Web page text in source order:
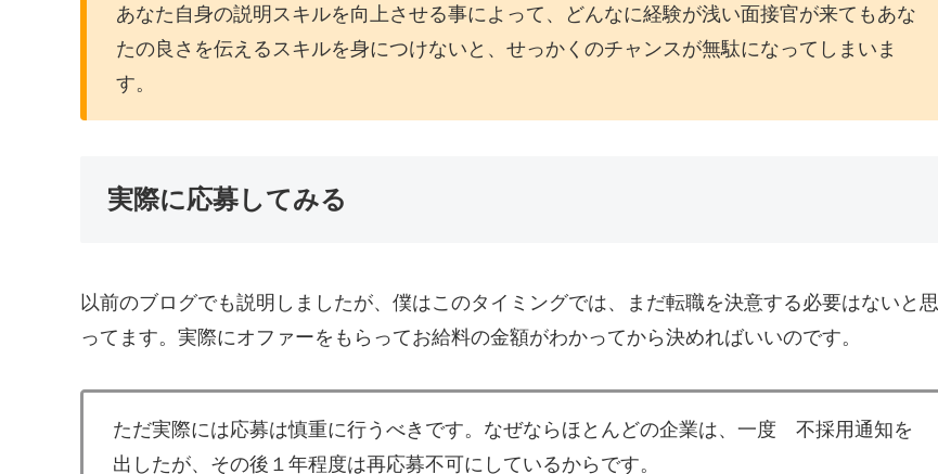
あなた自身の説明スキルを向上させる事によって、どんなに経験が浅い面接官が来てもあな
たの良さを伝えるスキルを身につけないと、せっかくのチャンスが無駄になってしまいま
す。
実際に応募してみる
以前のブログでも説明しましたが、僕はこのタイミングでは、まだ転職を決意する必要はないと思
ってます。実際にオファーをもらってお給料の金額がわかってから決めればいいのです。
ただ実際には応募は慎重に行うべきです。なぜならほとんどの企業は、一度 不採用通知を
出したが、その後１年程度は再応募不可にしているからです。